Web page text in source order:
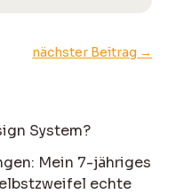
nächster Beitrag →
System?
Mein 7-jähriges
echte